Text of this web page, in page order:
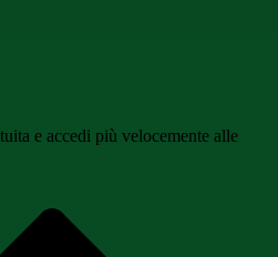
e accedi più velocemente alle